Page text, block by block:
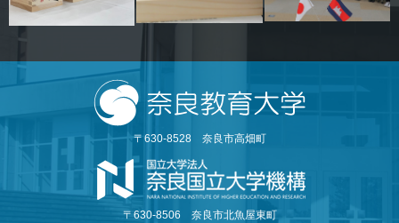
〒630-8528 奈良市高畑町
〒630-8506 奈良市北魚屋東町